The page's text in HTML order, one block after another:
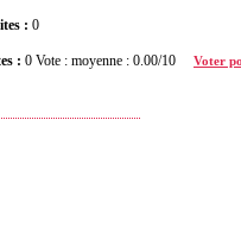
: 0
: 0 Vote : moyenne : 0.00/10 Voter